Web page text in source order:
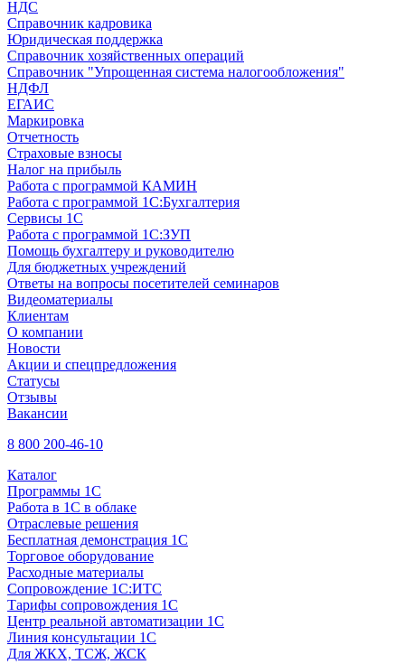
НДС
Справочник кадровика
Юридическая поддержка
Справочник хозяйственных операций
Справочник "Упрощенная система налогообложения"
НДФЛ
ЕГАИС
Маркировка
Отчетность
Страховые взносы
Налог на прибыль
Работа с программой КАМИН
Работа с программой 1С:Бухгалтерия
Сервисы 1С
Работа с программой 1С:ЗУП
Помощь бухгалтеру и руководителю
Для бюджетных учреждений
Ответы на вопросы посетителей семинаров
Видеоматериалы
Клиентам
О компании
Новости
Акции и спецпредложения
Статусы
Отзывы
Вакансии
8 800 200-46-10
Каталог
Программы 1С
Работа в 1С в облаке
Отраслевые решения
Бесплатная демонстрация 1С
Торговое оборудование
Расходные материалы
Сопровождение 1С:ИТС
Тарифы сопровождения 1С
Центр реальной автоматизации 1С
Линия консультации 1С
Для ЖКХ, ТСЖ, ЖСК